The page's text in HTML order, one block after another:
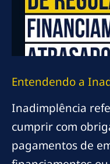
Entendendo a
Inadimplência
cumprir com
pagamentos de